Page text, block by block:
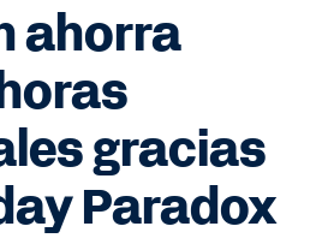
ahorra
gracias
Paradox